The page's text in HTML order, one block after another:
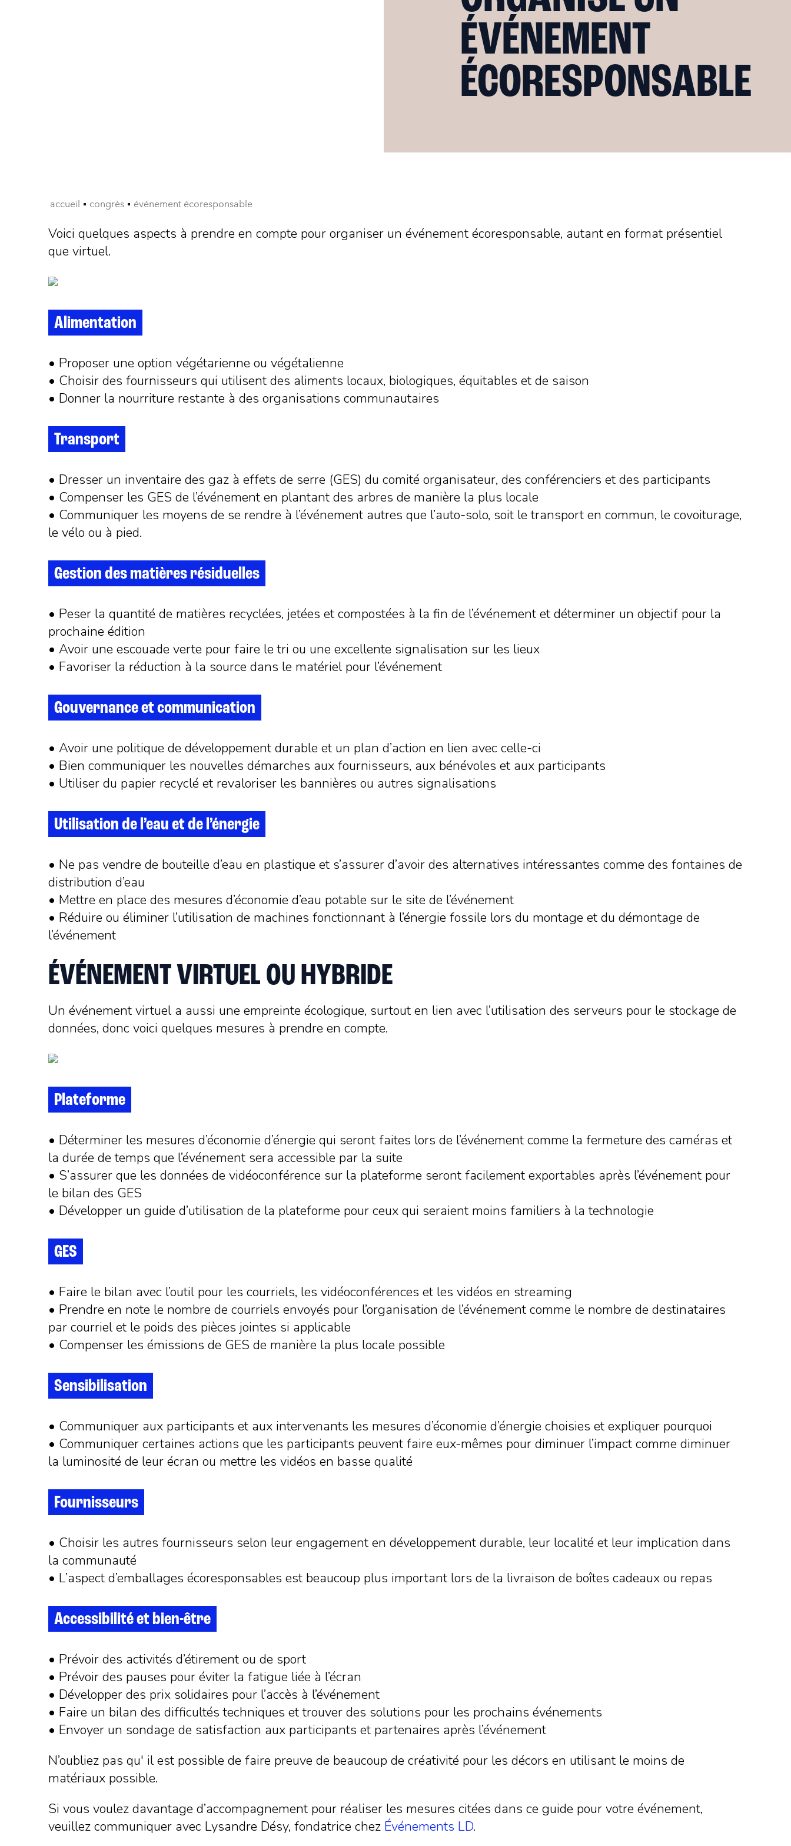
ÉVÉNEMENT
ÉCORESPONSABLE
accueil congrès événement écoresponsable
Voici quelques aspects à prendre en compte pour organiser un événement écoresponsable, autant en format présentiel
que virtuel.
Alimentation
• Proposer une option végétarienne ou végétalienne
• Choisir des fournisseurs qui utilisent des aliments locaux, biologiques, équitables et de saison
• Donner la nourriture restante à des organisations communautaires
Transport
• Dresser un inventaire des gaz à effets de serre (GES) du comité organisateur, des conférenciers et des participants
• Compenser les GES de l’événement en plantant des arbres de manière la plus locale
• Communiquer les moyens de se rendre à l’événement autres que l’auto-solo, soit le transport en commun, le covoiturage,
le vélo ou à pied.
Gestion des matières résiduelles
• Peser la quantité de matières recyclées, jetées et compostées à la fin de l’événement et déterminer un objectif pour la
prochaine édition
• Avoir une escouade verte pour faire le tri ou une excellente signalisation sur les lieux
• Favoriser la réduction à la source dans le matériel pour l’événement
Gouvernance et communication
• Avoir une politique de développement durable et un plan d’action en lien avec celle-ci
• Bien communiquer les nouvelles démarches aux fournisseurs, aux bénévoles et aux participants
• Utiliser du papier recyclé et revaloriser les bannières ou autres signalisations
Utilisation de l’eau et de l’énergie
• Ne pas vendre de bouteille d’eau en plastique et s’assurer d’avoir des alternatives intéressantes comme des fontaines de
distribution d’eau
• Mettre en place des mesures d’économie d’eau potable sur le site de l’événement
• Réduire ou éliminer l’utilisation de machines fonctionnant à l’énergie fossile lors du montage et du démontage de
l’événement
ÉVÉNEMENT VIRTUEL OU HYBRIDE
Un événement virtuel a aussi une empreinte écologique, surtout en lien avec l’utilisation des serveurs pour le stockage de
données, donc voici quelques mesures à prendre en compte.
Plateforme
• Déterminer les mesures d’économie d’énergie qui seront faites lors de l’événement comme la fermeture des caméras et
la durée de temps que l’événement sera accessible par la suite
• S’assurer que les données de vidéoconférence sur la plateforme seront facilement exportables après l’événement pour
le bilan des GES
• Développer un guide d’utilisation de la plateforme pour ceux qui seraient moins familiers à la technologie
GES
• Faire le bilan avec l’outil pour les courriels, les vidéoconférences et les vidéos en streaming
• Prendre en note le nombre de courriels envoyés pour l’organisation de l’événement comme le nombre de destinataires
par courriel et le poids des pièces jointes si applicable
• Compenser les émissions de GES de manière la plus locale possible
Sensibilisation
• Communiquer aux participants et aux intervenants les mesures d’économie d’énergie choisies et expliquer pourquoi
• Communiquer certaines actions que les participants peuvent faire eux-mêmes pour diminuer l’impact comme diminuer
la luminosité de leur écran ou mettre les vidéos en basse qualité
Fournisseurs
• Choisir les autres fournisseurs selon leur engagement en développement durable, leur localité et leur implication dans
la communauté
• L’aspect d’emballages écoresponsables est beaucoup plus important lors de la livraison de boîtes cadeaux ou repas
Accessibilité et bien-être
• Prévoir des activités d’étirement ou de sport
• Prévoir des pauses pour éviter la fatigue liée à l’écran
• Développer des prix solidaires pour l’accès à l’événement
• Faire un bilan des difficultés techniques et trouver des solutions pour les prochains événements
• Envoyer un sondage de satisfaction aux participants et partenaires après l’événement
N’oubliez pas qu' il est possible de faire preuve de beaucoup de créativité pour les décors en utilisant le moins de
matériaux possible.
Si vous voulez davantage d’accompagnement pour réaliser les mesures citées dans ce guide pour votre événement,
veuillez communiquer avec Lysandre Désy, fondatrice chez Événements LD.